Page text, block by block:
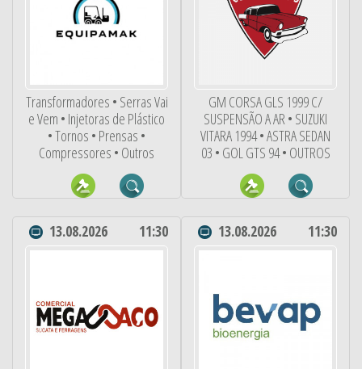
Transformadores • Serras Vai
e Vem • Injetoras de Plástico
• Tornos • Prensas •
Compressores • Outros
GM CORSA GLS 1999 C/
SUSPENSÃO A AR • SUZUKI
VITARA 1994 • ASTRA SEDAN
03 • GOL GTS 94 • OUTROS
13.08.2026 11:30 13.08.2026 11:30